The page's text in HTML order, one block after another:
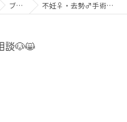
ブログ 不妊♀・去勢♂手術のご相談🐶😸
🐶😸